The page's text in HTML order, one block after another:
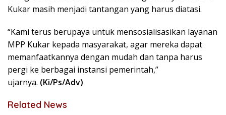
Kukar masih menjadi tantangan yang harus diatasi.
“Kami terus berupaya untuk mensosialisasikan layanan
MPP Kukar kepada masyarakat, agar mereka dapat
memanfaatkannya dengan mudah dan tanpa harus
pergi ke berbagai instansi pemerintah,”
ujarnya. (Ki/Ps/Adv)
Related News